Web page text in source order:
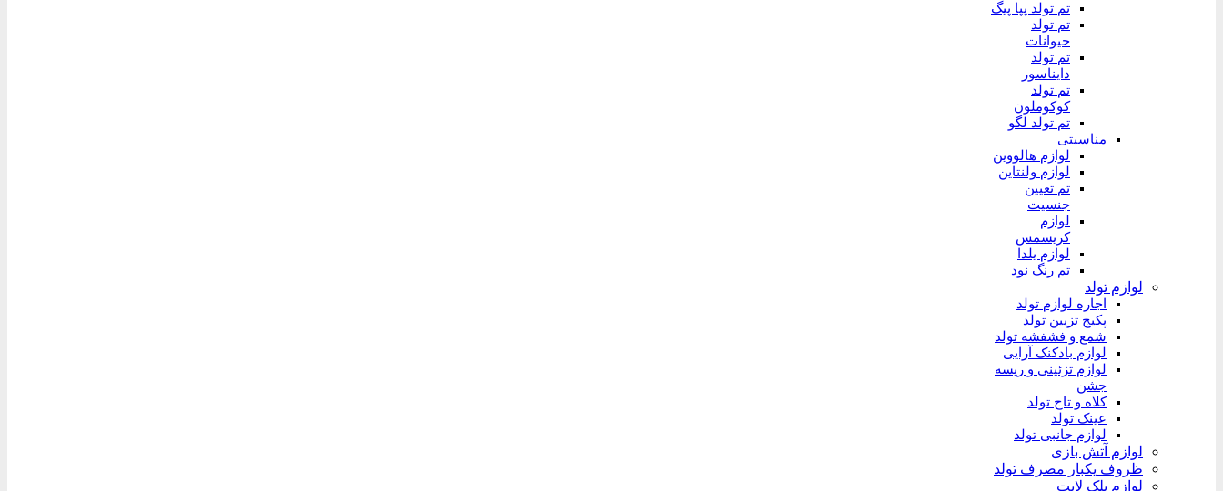
تم تولد پپا پیگ
تم تولد
حیوانات
تم تولد
دایناسور
تم تولد
کوکوملون
تم تولد لگو
مناسبتی
لوازم هالووین
لوازم ولنتاین
تم تعیین
جنسیت
لوازم
کریسمس
لوازم یلدا
تم رنگ نود
لوازم تولد
اجاره لوازم تولد
پکیج تزیین تولد
شمع و فشفشه تولد
لوازم بادکنک آرایی
لوازم تزئینی و ریسه
جشن
کلاه و تاج تولد
عینک تولد
لوازم جانبی تولد
لوازم آتش بازی
ظروف یکبار مصرف تولد
لوازم بلک لایت